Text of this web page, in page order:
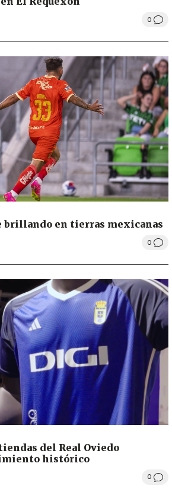
0
brillando en tierras mexicanas
0
del Real Oviedo
histórico
0